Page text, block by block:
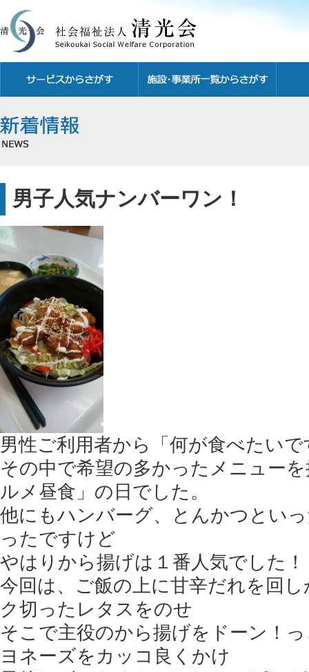
男子人気ナンバーワン！
男性ご利用者から「何が食べたい
その中で希望の多かったメニュー
ルメ昼食」の日でした。
他にもハンバーグ、とんかつとい
ったですけど
やはりから揚げは１番人気でした！
今回は、ご飯の上に甘辛だれを回
ク切ったレタスをのせ
そこで主役のから揚げをドーン！
ヨネーズをカッコ良くかけ